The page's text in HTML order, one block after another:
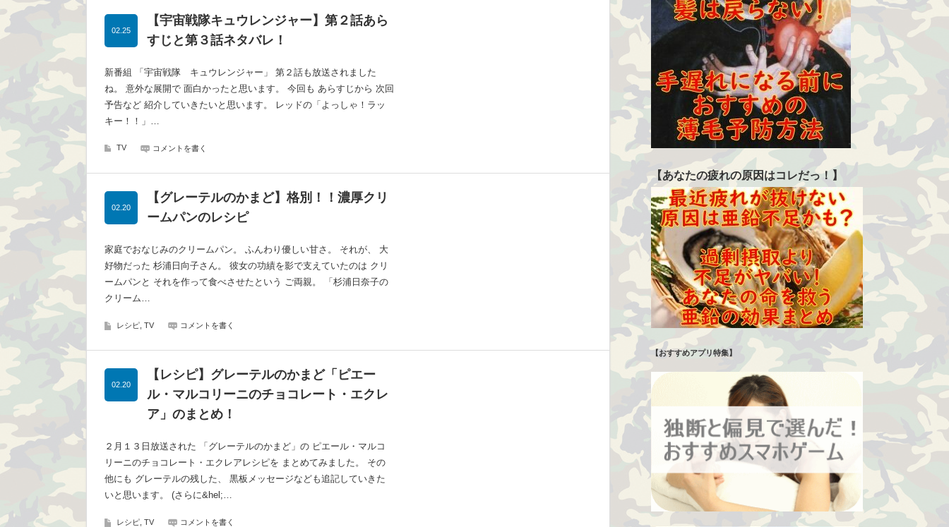
【宇宙戦隊キュウレンジャー】第２話あら
すじと第３話ネタバレ！
02.25
新番組 「宇宙戦隊 キュウレンジャー」 第２話も放送されました
ね。 意外な展開で 面白かったと思います。 今回も あらすじから 次回
予告など 紹介していきたいと思います。 レッドの「よっしゃ！ラッ
キー！！」…
TV コメントを書く
【グレーテルのかまど】格別！！濃厚クリ
ームパンのレシピ
02.20
家庭でおなじみのクリームパン。 ふんわり優しい甘さ。 それが、 大
好物だった 杉浦日向子さん。 彼女の功績を影で支えていたのは クリ
ームパンと それを作って食べさせたという ご両親。 「杉浦日奈子の
クリーム…
レシピ, TV コメントを書く
【レシピ】グレーテルのかまど「ピエー
ル・マルコリーニのチョコレート・エクレ
ア」のまとめ！
02.20
２月１３日放送された 「グレーテルのかまど」の ピエール・マルコ
リーニのチョコレート・エクレアレシピを まとめてみました。 その
他にも グレーテルの残した、 黒板メッセージなども追記していきた
いと思います。 (さらに&hel;…
レシピ, TV コメントを書く
【あなたの疲れの原因はコレだっ！】
【おすすめアプリ特集】